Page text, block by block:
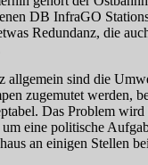
DB InfraGO
Redundanz, die
allgemein sind die
zugemutet werden,
Das Problem
um eine politische
an einigen Stellen